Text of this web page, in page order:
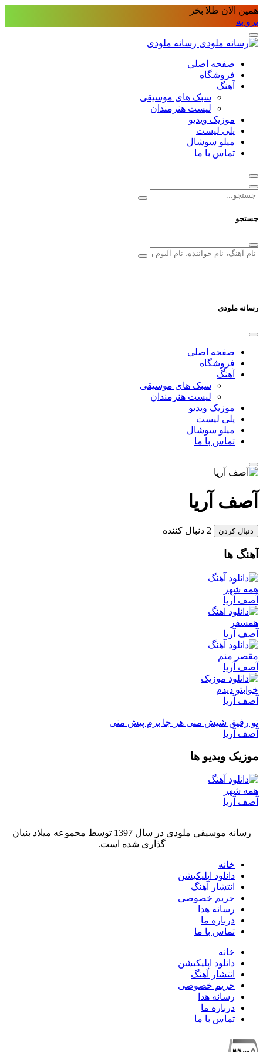
همین الان طلا بخر
برو به
رسانه ملودی
صفحه اصلی
فروشگاه
آهنگ
سبک های موسیقی
لیست هنرمندان
موزیک ویدیو
پلی لیست
میلو سوشال
تماس با ما
جستجو
رسانه ملودی
صفحه اصلی
فروشگاه
آهنگ
سبک های موسیقی
لیست هنرمندان
موزیک ویدیو
پلی لیست
میلو سوشال
تماس با ما
آصف آریا
دنبال کردن 2 دنبال کننده
آهنگ ها
همه شهر
آصف آریا
همسفر
آصف آریا
مقصر منم
آصف آریا
خوابتو دیدم
آصف آریا
تو رفیق شیش منی هر جا برم پیش منی
آصف آریا
موزیک ویدیو ها
همه شهر
آصف آریا
رسانه موسیقی ملودی در سال 1397 توسط مجموعه میلاد بنیان
گذاری شده است.
خانه
دانلود اپلیکیشن
انتشار آهنگ
حریم خصوصی
رسانه هدا
درباره ما
تماس با ما
خانه
دانلود اپلیکیشن
انتشار آهنگ
حریم خصوصی
رسانه هدا
درباره ما
تماس با ما